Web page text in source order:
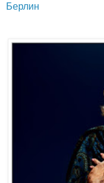
Берлин